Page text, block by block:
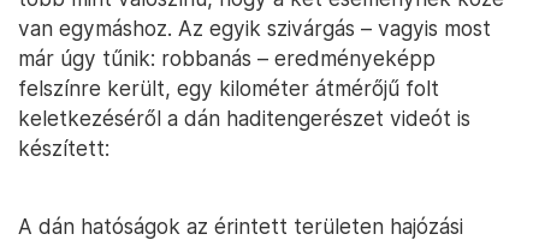
van egymáshoz. Az egyik szivárgás – vagyis most
már úgy tűnik: robbanás – eredményeképp
felszínre került, egy kilométer átmérőjű folt
keletkezéséről a dán haditengerészet videót is
készített:
A dán hatóságok az érintett területen hajózási